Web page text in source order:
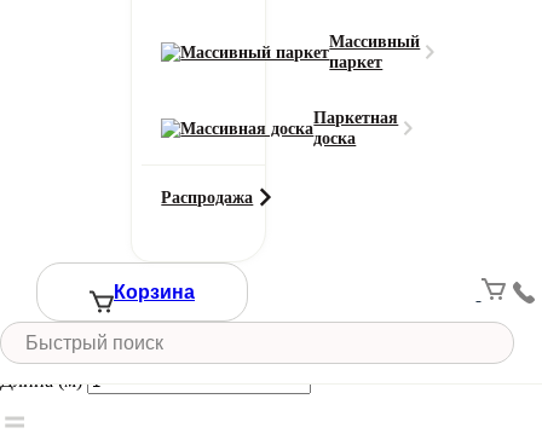
Массивный
паркет
Паркетная
доска
Распродажа
Корзина
Ширина (м)
Длина (м)